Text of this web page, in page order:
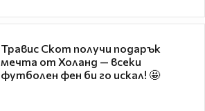
Травис Скот получи подарък
мечта от Холанд — всеки
футболен фен би го искал! 🤩